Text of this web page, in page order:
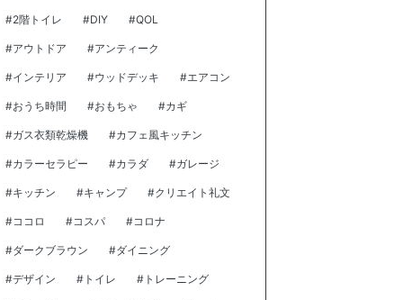
#2階トイレ #DIY #QOL
#アウトドア #アンティーク
#インテリア #ウッドデッキ #エアコン
#おうち時間 #おもちゃ #カギ
#ガス衣類乾燥機 #カフェ風キッチン
#カラーセラピー #カラダ #ガレージ
#キッチン #キャンプ #クリエイト礼文
#ココロ #コスパ #コロナ
#ダークブラウン #ダイニング
#デザイン #トイレ #トレーニング